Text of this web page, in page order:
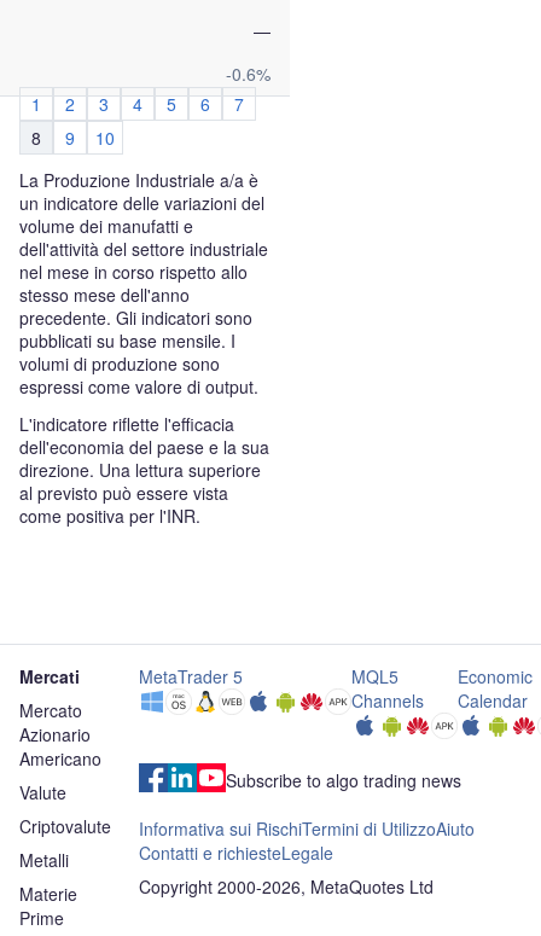
—
-0.6%
1
2 3 4 5 6
7
8
9
10
La Produzione Industriale a/a è
un indicatore delle variazioni del
volume dei manufatti e
dell'attività del settore industriale
nel mese in corso rispetto allo
stesso mese dell'anno
precedente. Gli indicatori sono
pubblicati su base mensile. I
volumi di produzione sono
espressi come valore di output.
L'indicatore riflette l'efficacia
dell'economia del paese e la sua
direzione. Una lettura superiore
al previsto può essere vista
come positiva per l'INR.
Mercati
Mercato
Azionario
Americano
Valute
Criptovalute
Metalli
Materie
Prime
MetaTrader 5
MQL5
Channels
Economic
Calendar
Subscribe to algo trading news
Informativa sui RischiTermini di UtilizzoAiuto
Contatti e richiesteLegale
Copyright 2000-2026, MetaQuotes Ltd